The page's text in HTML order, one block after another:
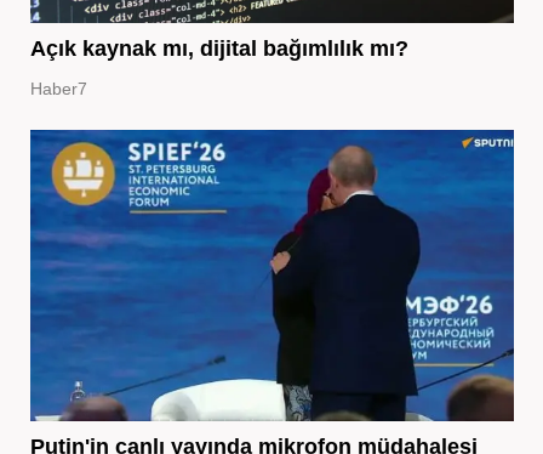
Açık kaynak mı, dijital bağımlılık mı?
Haber7
Putin'in canlı yayında mikrofon müdahalesi